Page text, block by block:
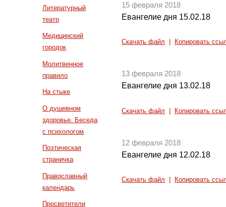
Литературный
театр
Медицинский
городок
Молитвенное
правило
На стыке
О душевном
здоровье. Беседа
с психологом
Поэтическая
страничка
Православный
календарь
Просветители
15 февраля 2018
Евангелие дня 15.02.18
Скачать файл Копировать
13 февраля 2018
Евангелие дня 13.02.18
Скачать файл Копировать
12 февраля 2018
Евангелие дня 12.02.18
Скачать файл Копировать